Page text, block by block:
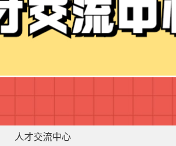
人才交流中心